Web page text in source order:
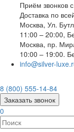
Приём звонков
Доставка по
Москва, Ул.
11:00 – 20:00,
Москва, пр.
10:00 – 19:00.
info@silver-
8 (800) 555-14-84
Заказать звонок
0